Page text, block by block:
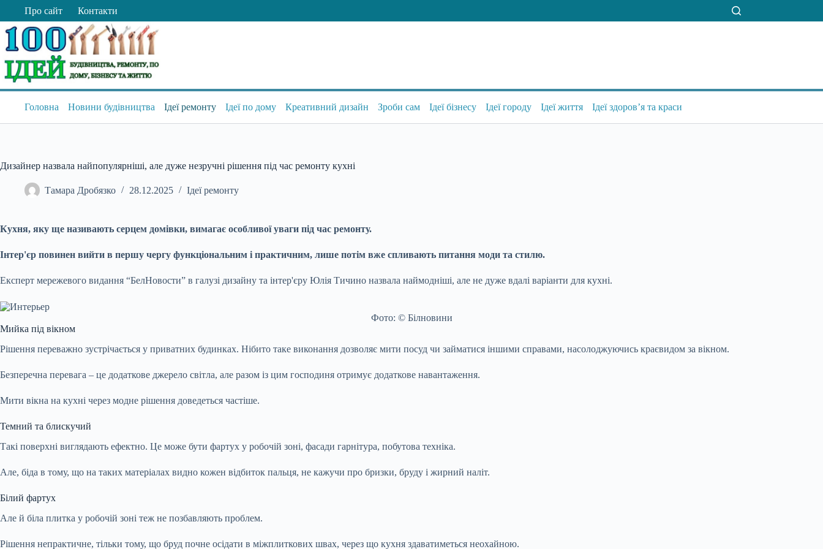
вмісту
Про сайт Контакти
Головна Новини будівництва Ідеї ремонту Ідеї по дому Креативний дизайн Зроби сам Ідеї бізнесу Ідеї городу Ідеї життя Ідеї здоров’я та краси
Дизайнер назвала найпопулярніші, але дуже незручні рішення під час ремонту кухні
Тамара Дробязко 28.12.2025 Ідеї ремонту
Кухня, яку ще називають серцем домівки, вимагає особливої уваги під час ремонту.
Інтер'єр повинен вийти в першу чергу функціональним і практичним, лише потім вже спливають питання моди та стилю.
Експерт мережевого видання “БелНовости” в галузі дизайну та інтер'єру Юлія Тичино назвала наймодніші, але не дуже вдалі варіанти для кухні.
Фото: © Білновини
Мийка під вікном
Рішення переважно зустрічається у приватних будинках. Нібито таке виконання дозволяє мити посуд чи займатися іншими справами, насолоджуючись краєвидом за вікном.
Безперечна перевага – це додаткове джерело світла, але разом із цим господиня отримує додаткове навантаження.
Мити вікна на кухні через модне рішення доведеться частіше.
Темний та блискучий
Такі поверхні виглядають ефектно. Це може бути фартух у робочій зоні, фасади гарнітура, побутова техніка.
Але, біда в тому, що на таких матеріалах видно кожен відбиток пальця, не кажучи про бризки, бруду і жирний наліт.
Білий фартух
Але й біла плитка у робочій зоні теж не позбавляють проблем.
Рішення непрактичне, тільки тому, що бруд почне осідати в міжплиткових швах, через що кухня здаватиметься неохайною.